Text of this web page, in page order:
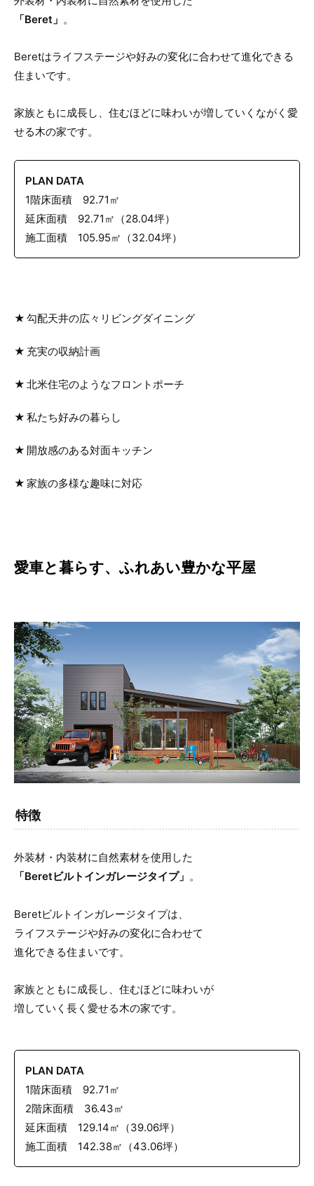
「Beret」 。
Beretはライフステージや好みの変化に合わせて進化できる
住まいです。
家族ともに成長し、住むほどに味わいが増していくながく愛
せる木の家です。
PLAN DATA
1階床面積 92.71㎡
延床面積 92.71㎡（28.04坪）
施工面積 105.95㎡（32.04坪）
勾配天井の広々リビングダイニング
充実の収納計画
北米住宅のようなフロントポーチ
私たち好みの暮らし
開放感のある対面キッチン
家族の多様な趣味に対応
愛車と暮らす、ふれあい豊かな平屋
特徴
外装材・内装材に自然素材を使用した
「Beretビルトインガレージタイプ」 。
Beretビルトインガレージタイプは、
ライフステージや好みの変化に合わせて
進化できる住まいです。
家族とともに成長し、住むほどに味わいが
増していく長く愛せる木の家です。
PLAN DATA
1階床面積 92.71㎡
2階床面積 36.43㎡
延床面積 129.14㎡（39.06坪）
施工面積 142.38㎡（43.06坪）